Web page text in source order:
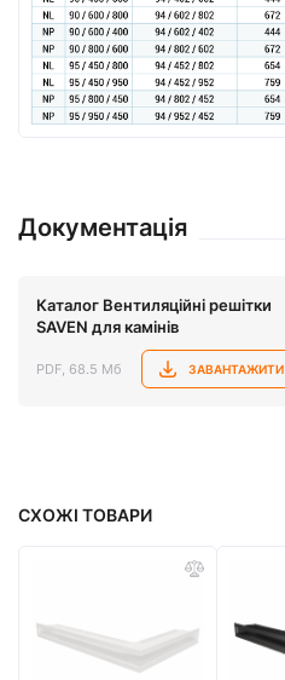
Документація
Каталог Вентиляційні решітки
SAVEN для камінів
PDF, 68.5 Мб ЗАВАНТАЖИТИ
СХОЖІ ТОВАРИ